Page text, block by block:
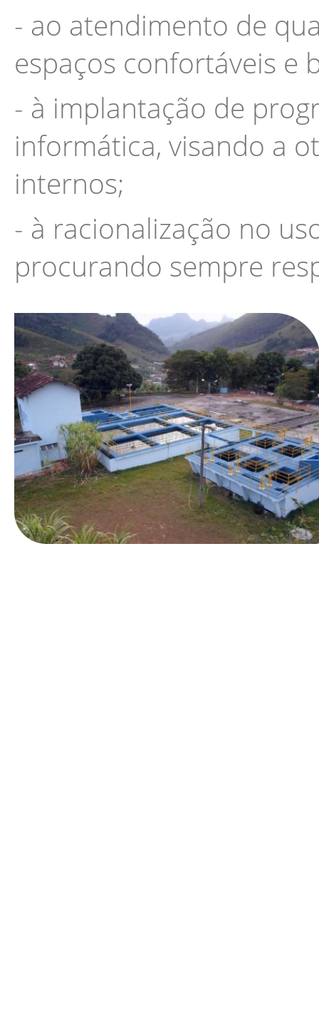
- ao atendimento de
espaços confortáveis e
- à implantação de
informática, visando a
internos;
- à racionalização no
procurando sempre